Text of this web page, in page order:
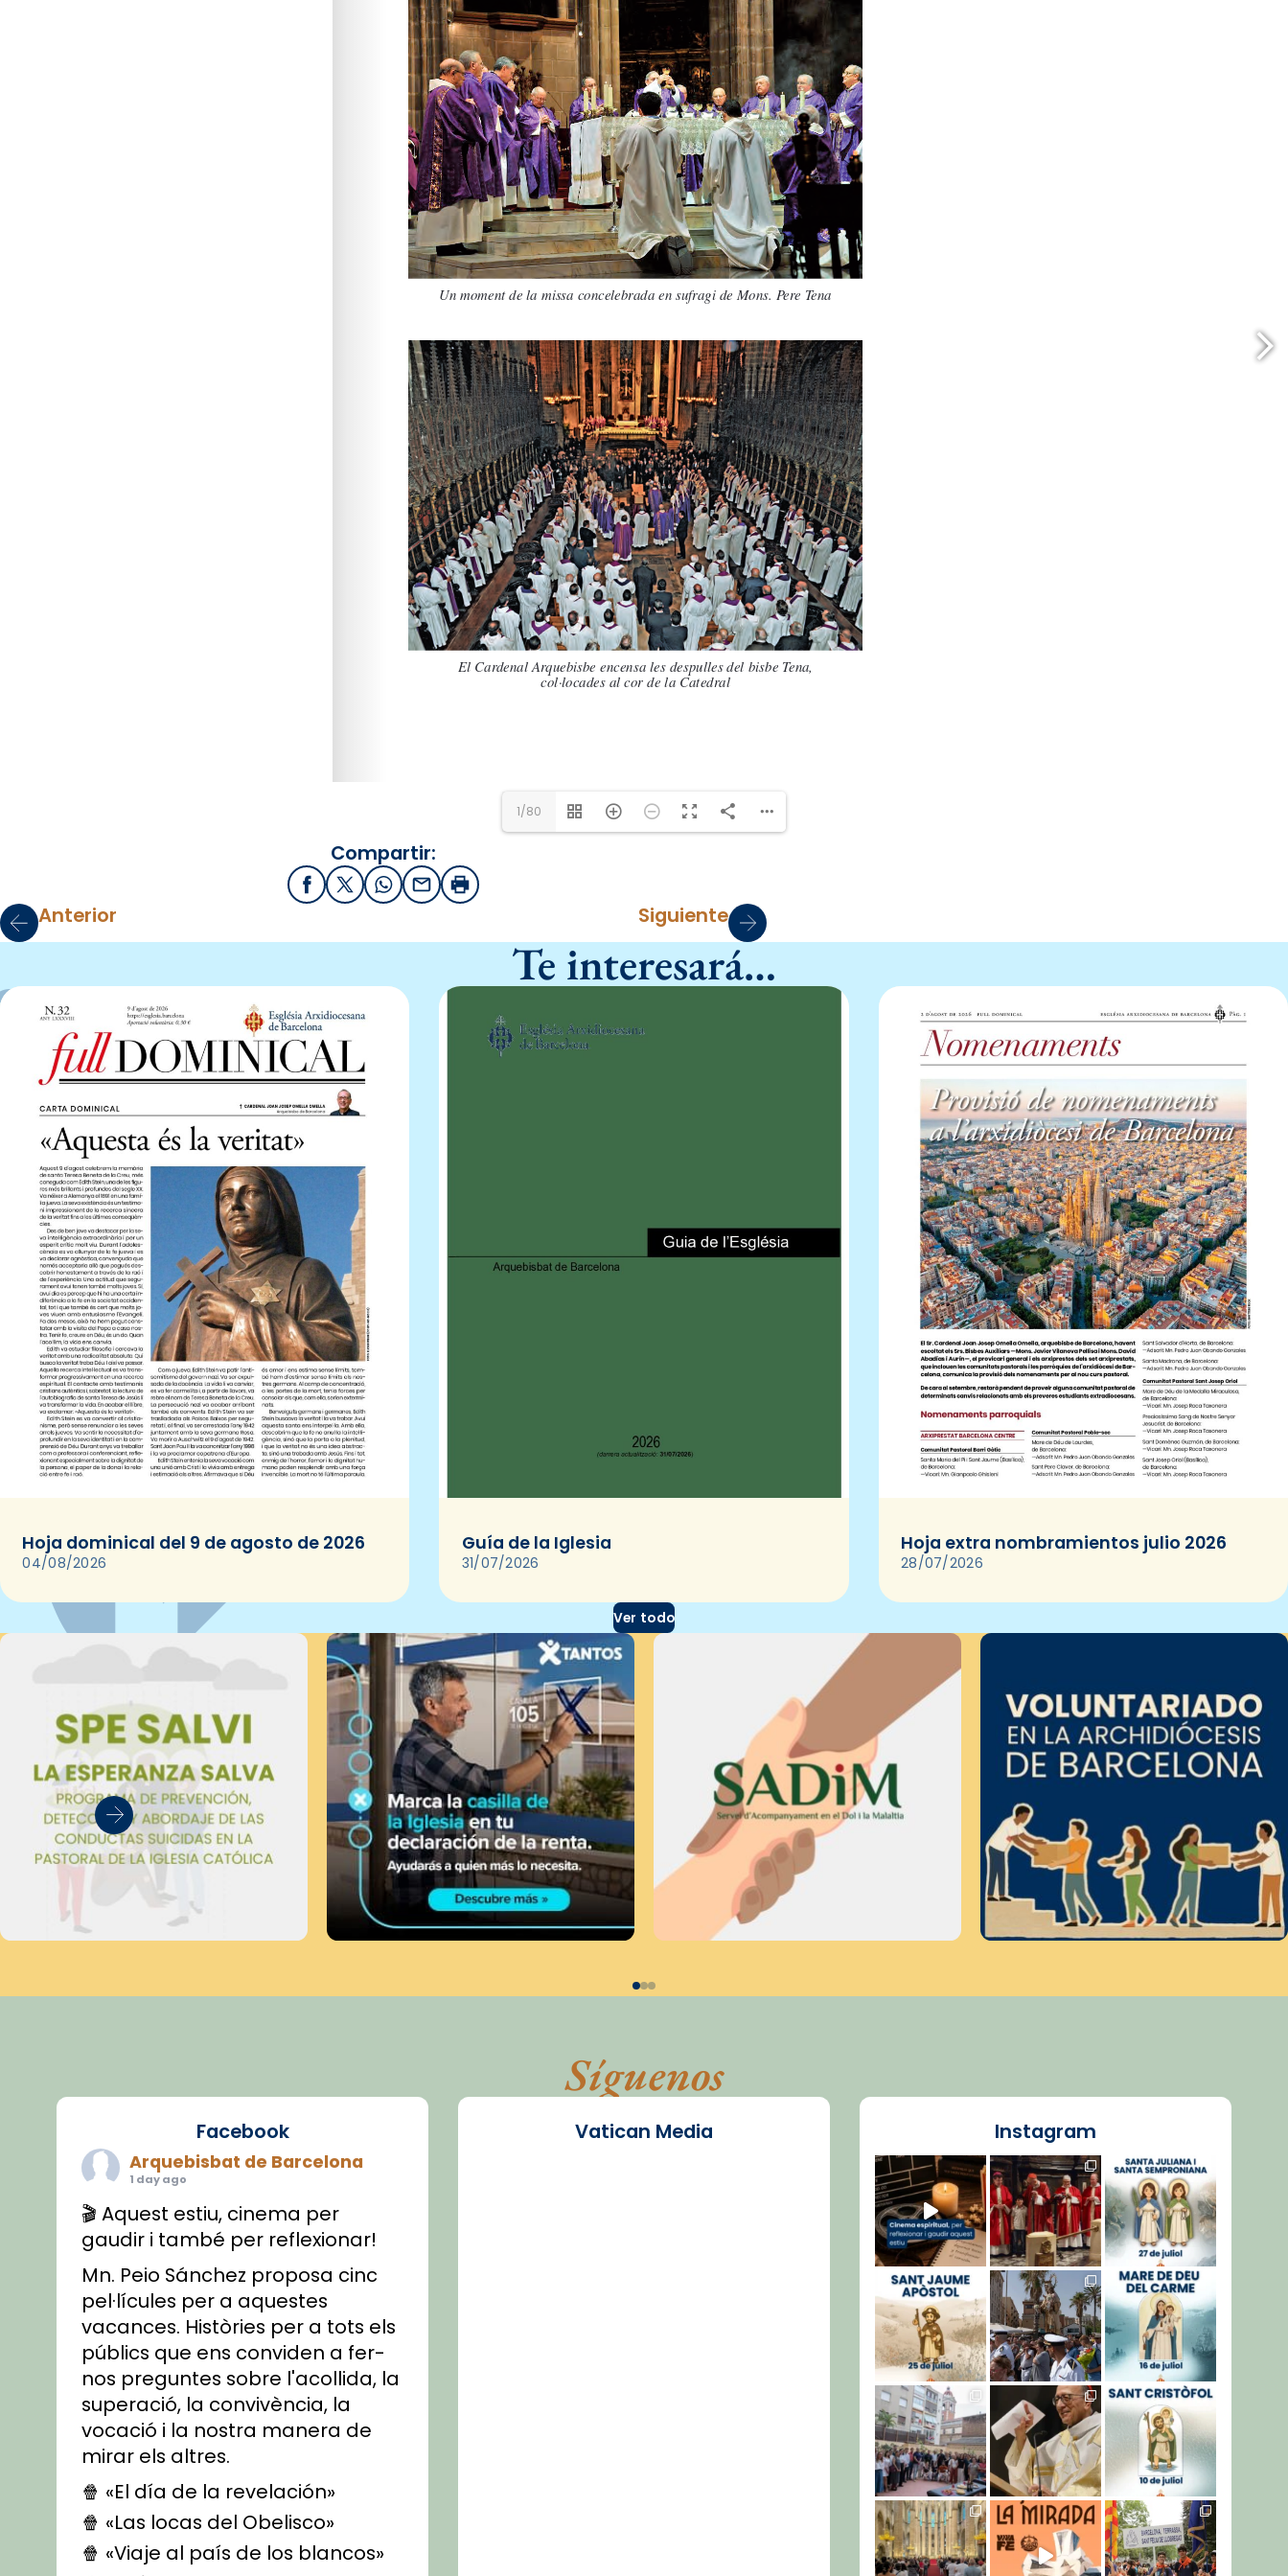
arqbcn.cat - Web: www.arqbcn.cat
1/80
Compartir:
FacebookX / Twitter
WhatsApp
EmailImprimir
Anterior Siguiente
Te interesará…
Hoja dominical del 9 de agosto de 2026
04/08/2026
Guía de la Iglesia
31/07/2026
Hoja extra nombramientos julio 2026
28/07/2026
Ver todo
Síguenos
Facebook
Arquebisbat de Barcelona
1 day ago
🎬 Aquest estiu, cinema per
gaudir i també per reflexionar!
Mn. Peio Sánchez proposa cinc
pel·lícules per a aquestes
vacances. Històries per a tots els
públics que ens conviden a fer-
nos preguntes sobre l'acollida, la
superació, la convivència, la
vocació i la nostra manera de
mirar els altres.
🍿 «El día de la revelación»
🍿 «Las locas del Obelisco»
🍿 «Viaje al país de los blancos»
Vatican Media Instagram